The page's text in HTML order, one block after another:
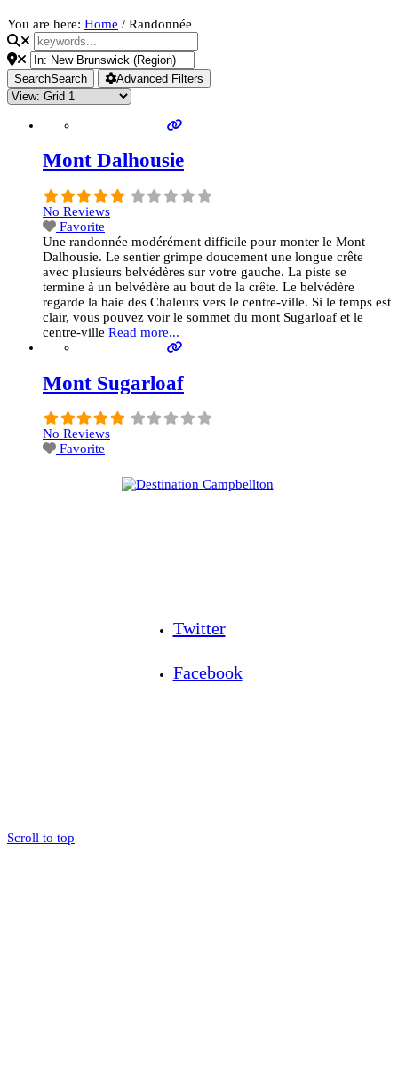
You are here: Home / Randonnée
SearchSearch Advanced Filters
Mont Dalhousie
No Reviews
Favorite
Une randonnée modérément difficile pour monter le Mont
Dalhousie. Le sentier grimpe doucement une longue crête
avec plusieurs belvédères sur votre gauche. La piste se
termine à un belvédère au bout de la crête. Le belvédère
regarde la baie des Chaleurs vers le centre-ville. Si le temps est
clair, vous pouvez voir le sommet du mont Sugarloaf et le
centre-ville Read more...
Mont Sugarloaf
No Reviews
Favorite
Twitter
Facebook
Scroll to top